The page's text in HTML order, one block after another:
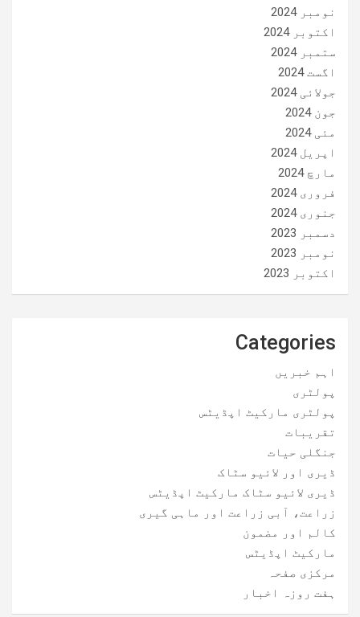
نومبر 2024
اکتوبر 2024
ستمبر 2024
اگست 2024
جولائی 2024
جون 2024
مئی 2024
اپریل 2024
مارچ 2024
فروری 2024
جنوری 2024
دسمبر 2023
نومبر 2023
اکتوبر 2023
Categories
اہم خبریں
پولٹری
پولٹری مارکیٹ اپڈیٹس
تقریبات
جنگلی حیات
ڈیری اور لائیو سٹاک
ڈیری لائیو سٹاک مارکیٹ اپڈیٹس
زراعت، آبی زراعت اور ماہی گیری
کالم اور مضمون
مارکیٹ اپڈیٹس
مرکزی صفحہ
ہفت روزہ اخبار